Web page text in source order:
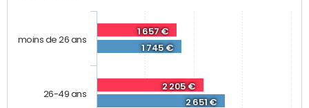
1 657 €
2 205 €
1 745 €
2 651 €
moins de 26 ans
26-49 ans